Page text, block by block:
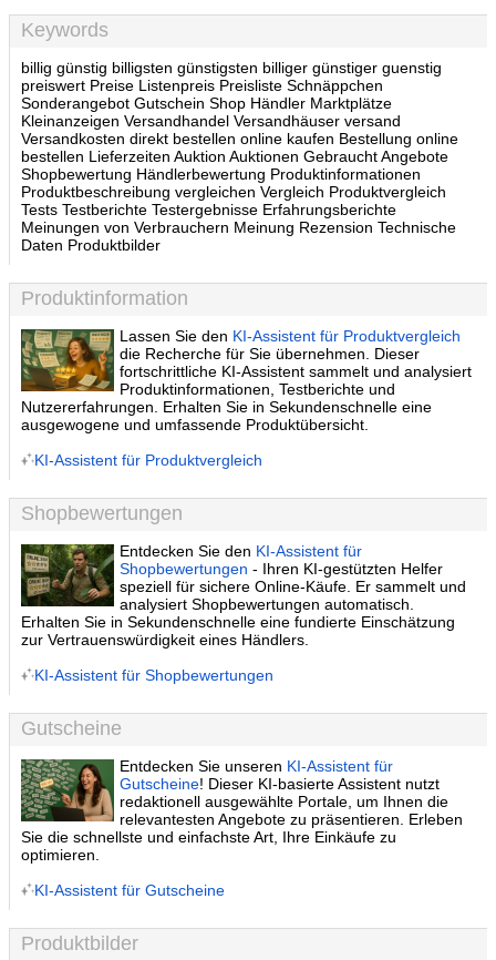
Keywords
billig günstig billigsten günstigsten billiger günstiger guenstig
preiswert Preise Listenpreis Preisliste Schnäppchen
Sonderangebot Gutschein Shop Händler Marktplätze
Kleinanzeigen Versandhandel Versandhäuser versand
Versandkosten direkt bestellen online kaufen Bestellung online
bestellen Lieferzeiten Auktion Auktionen Gebraucht Angebote
Shopbewertung Händlerbewertung Produktinformationen
Produktbeschreibung vergleichen Vergleich Produktvergleich
Tests Testberichte Testergebnisse Erfahrungsberichte
Meinungen von Verbrauchern Meinung Rezension Technische
Daten Produktbilder
Produktinformation
Lassen Sie den KI-Assistent für Produktvergleich
die Recherche für Sie übernehmen. Dieser
fortschrittliche KI-Assistent sammelt und analysiert
Produktinformationen, Testberichte und
Nutzererfahrungen. Erhalten Sie in Sekundenschnelle eine
ausgewogene und umfassende Produktübersicht.
KI-Assistent für Produktvergleich
Shopbewertungen
Entdecken Sie den KI-Assistent für
Shopbewertungen - Ihren KI-gestützten Helfer
speziell für sichere Online-Käufe. Er sammelt und
analysiert Shopbewertungen automatisch.
Erhalten Sie in Sekundenschnelle eine fundierte Einschätzung
zur Vertrauenswürdigkeit eines Händlers.
KI-Assistent für Shopbewertungen
Gutscheine
Entdecken Sie unseren KI-Assistent für
Gutscheine! Dieser KI-basierte Assistent nutzt
redaktionell ausgewählte Portale, um Ihnen die
relevantesten Angebote zu präsentieren. Erleben
Sie die schnellste und einfachste Art, Ihre Einkäufe zu
optimieren.
KI-Assistent für Gutscheine
Produktbilder